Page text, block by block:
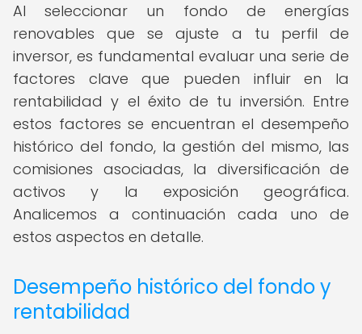
Al seleccionar un fondo de energías
renovables que se ajuste a tu perfil de
inversor, es fundamental evaluar una serie de
factores clave que pueden influir en la
rentabilidad y el éxito de tu inversión. Entre
estos factores se encuentran el desempeño
histórico del fondo, la gestión del mismo, las
comisiones asociadas, la diversificación de
activos y la exposición geográfica.
Analicemos a continuación cada uno de
estos aspectos en detalle.
Desempeño histórico del fondo y
rentabilidad